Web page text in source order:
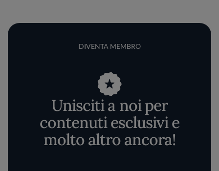
DIVENTA MEMBRO
Unisciti a noi per
contenuti esclusivi e
molto altro ancora!